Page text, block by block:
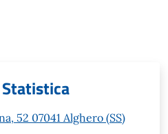
52 07041 Alghero (SS)